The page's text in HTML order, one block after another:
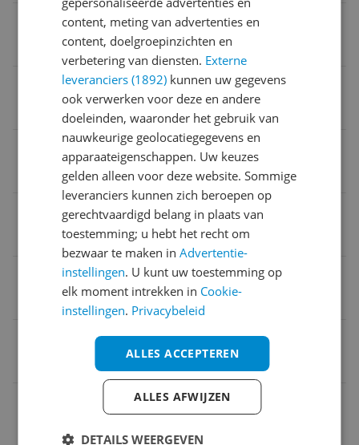
App werkt op besturingssyteem
Niet van toepassing
App vereist voor volledige functionaliteit
Compatibel met
Niet van toepassing
Kan zelfstandig met internet verbinden
Wifi vereist
5410329671693
Algemene kenmerken
Bediening
content, meting van advertenties en
content, doelgroepinzichten en
verbetering van diensten. Externe
leveranciers (1892) kunnen uw gegevens
ook verwerken voor deze en andere
doeleinden, waaronder het gebruik van
nauwkeurige geolocatiegegevens en
apparaateigenschappen. Uw keuzes
gelden alleen voor deze website. Sommige
leveranciers kunnen zich beroepen op
gerechtvaardigd belang in plaats van
toestemming; u hebt het recht om
bezwaar te maken inAdvertentie-
instellingen. U kunt uw toestemming op
elk moment intrekken in Cookie-
instellingen. Privacybeleid
ALLES ACCEPTEREN
ALLES AFWIJZEN
DETAILS WEERGEVEN